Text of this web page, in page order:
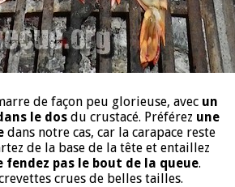
de façon peu glorieuse, avec un
le dosdu crustacé. Préférez une
dans notre cas, car la carapace reste
de la base de la tête et entaillez
fendez pas le bout de la queue.
crues de belles tailles.